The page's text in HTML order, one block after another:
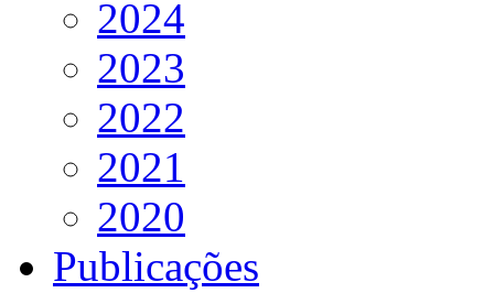
2024
2023
2022
2021
2020
Publicações